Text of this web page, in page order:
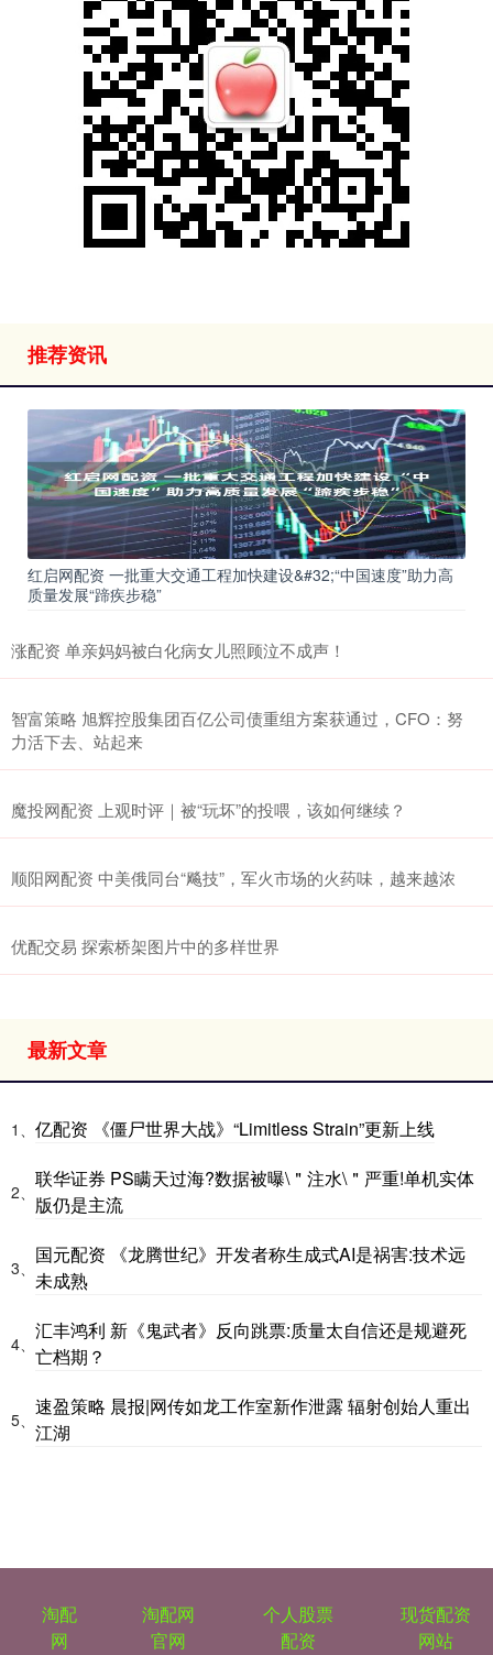
推荐资讯
红启网配资 一批重大交通工程加快建设&#32;“中国速度”助力高
质量发展“蹄疾步稳”
涨配资 单亲妈妈被白化病女儿照顾泣不成声！
智富策略 旭辉控股集团百亿公司债重组方案获通过，CFO：努
力活下去、站起来
魔投网配资 上观时评｜被“玩坏”的投喂，该如何继续？
顺阳网配资 中美俄同台“飚技”，军火市场的火药味，越来越浓
优配交易 探索桥架图片中的多样世界
最新文章
1、 亿配资 《僵尸世界大战》“Limitless Strain”更新上线
2、
联华证券 PS瞒天过海?数据被曝\＂注水\＂严重!单机实体
版仍是主流
3、
国元配资 《龙腾世纪》开发者称生成式AI是祸害:技术远
未成熟
4、
汇丰鸿利 新《鬼武者》反向跳票:质量太自信还是规避死
亡档期？
5、
速盈策略 晨报|网传如龙工作室新作泄露 辐射创始人重出
江湖
淘配
网
淘配网
官网
个人股票
配资
现货配资
网站